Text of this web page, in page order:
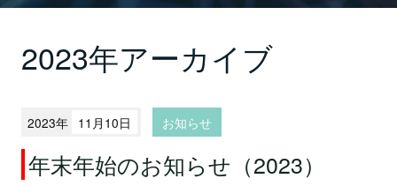
2023年アーカイブ
2023年 11月10日 お知らせ
年末年始のお知らせ（2023）